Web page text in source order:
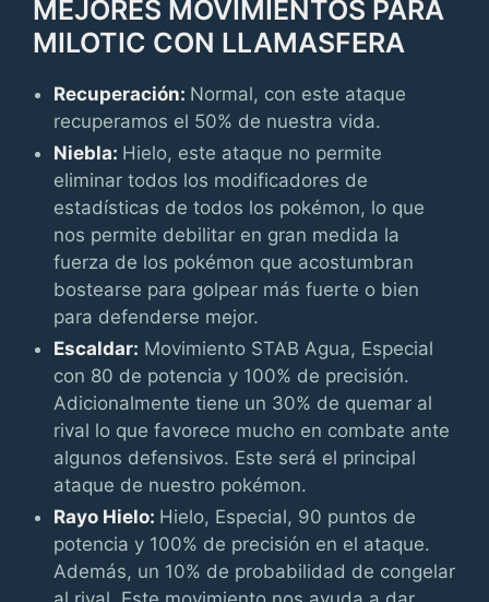
MEJORES MOVIMIENTOS PARA
MILOTIC CON LLAMASFERA
Recuperación: Normal, con este ataque
recuperamos el 50% de nuestra vida.
Niebla: Hielo, este ataque no permite
eliminar todos los modificadores de
estadísticas de todos los pokémon, lo que
nos permite debilitar en gran medida la
fuerza de los pokémon que acostumbran
bostearse para golpear más fuerte o bien
para defenderse mejor.
Escaldar: Movimiento STAB Agua, Especial
con 80 de potencia y 100% de precisión.
Adicionalmente tiene un 30% de quemar al
rival lo que favorece mucho en combate ante
algunos defensivos. Este será el principal
ataque de nuestro pokémon.
Rayo Hielo: Hielo, Especial, 90 puntos de
potencia y 100% de precisión en el ataque.
Además, un 10% de probabilidad de congelar